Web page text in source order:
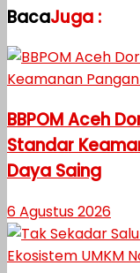
BacaJuga :
BBPOM Aceh
Standar
Daya Saing
6 Agustus 2026